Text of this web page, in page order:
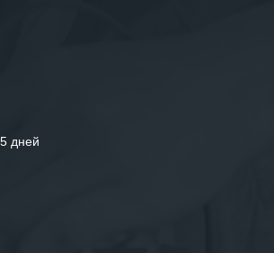
дней